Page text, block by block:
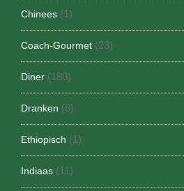
Chinees (1)
Coach-Gourmet (23)
Diner (180)
Dranken (8)
Ethiopisch (1)
Indiaas (11)